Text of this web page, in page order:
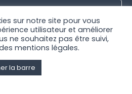
|CGV|MENTIONS LÉGALES
sur notre site pour vous
utilisateur et améliorer
ne souhaitez pas être suivi,
mentions légales.
la barre